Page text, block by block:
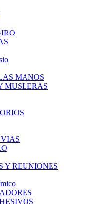
MANOS
MUSLERAS
Y REUNIONES